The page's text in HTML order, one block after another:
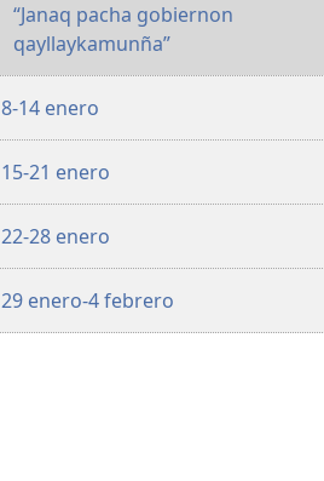
“Janaq pacha gobiernon
qayllaykamunña”
8-14 enero
15-21 enero
22-28 enero
29 enero-4 febrero